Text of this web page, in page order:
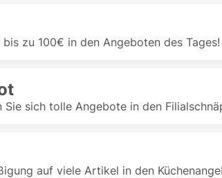
bis zu 100€ in den Angeboten des Tages!
Sie sich tolle Angebote in den
auf viele Artikel in den